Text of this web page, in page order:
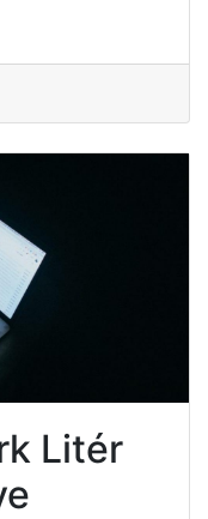
Litér